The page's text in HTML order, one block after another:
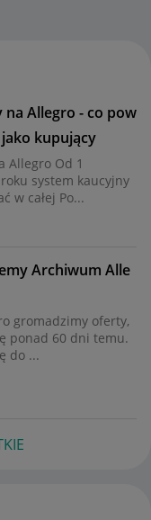
na Allegro - co pow
kupujący
Allegro Od 1
system kaucyjny
w całej Po...
Archiwum Alle
gromadzimy oferty,
ponad 60 dni temu.
do ...